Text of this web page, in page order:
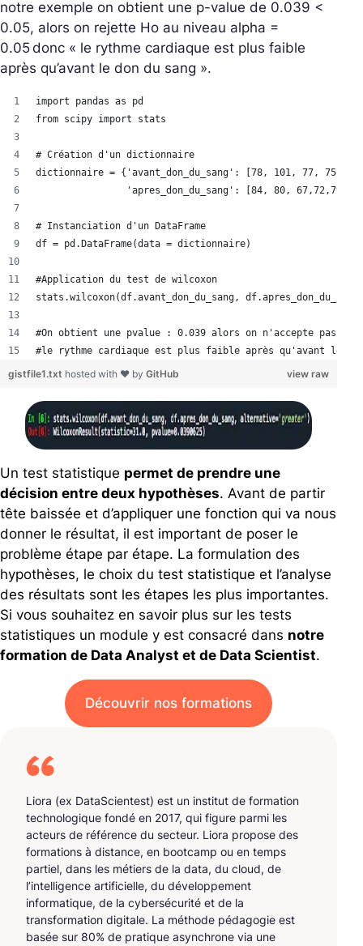
notre exemple on obtient une p-value de 0.039 <
0.05, alors on rejette Ho au niveau alpha =
0.05 donc « le rythme cardiaque est plus faible
après qu’avant le don du sang ».
import pandas as pd
from scipy import stats
# Création d'un dictionnaire
dictionnaire = {'avant_don_du_sang': [78, 101, 77,
'apres_don_du_sang': [84, 80,
# Instanciation d'un DataFrame
df = pd.DataFrame(data = dictionnaire)
#Application du test de wilcoxon
stats.wilcoxon(df.avant_don_du_sang,
#On obtient une pvalue : 0.039 alors on n'accepte pas
#le rythme cardiaque est plus faible après qu'avant le
view raw
gistfile1.txt hosted with ❤ by GitHub
Un test statistique permet de prendre une
décision entre deux hypothèses. Avant de partir
tête baissée et d’appliquer une fonction qui va nous
donner le résultat, il est important de poser le
problème étape par étape. La formulation des
hypothèses, le choix du test statistique et l’analyse
des résultats sont les étapes les plus importantes.
Si vous souhaitez en savoir plus sur les tests
statistiques un module y est consacré dans notre
formation de Data Analyst et de Data Scientist.
Découvrir nos formations
Liora (ex DataScientest) est un institut de formation
technologique fondé en 2017, qui figure parmi les
acteurs de référence du secteur. Liora propose des
formations à distance, en bootcamp ou en temps
partiel, dans les métiers de la data, du cloud, de
l’intelligence artificielle, du développement
informatique, de la cybersécurité et de la
transformation digitale. La méthode pédagogie est
basée sur 80% de pratique asynchrone via une